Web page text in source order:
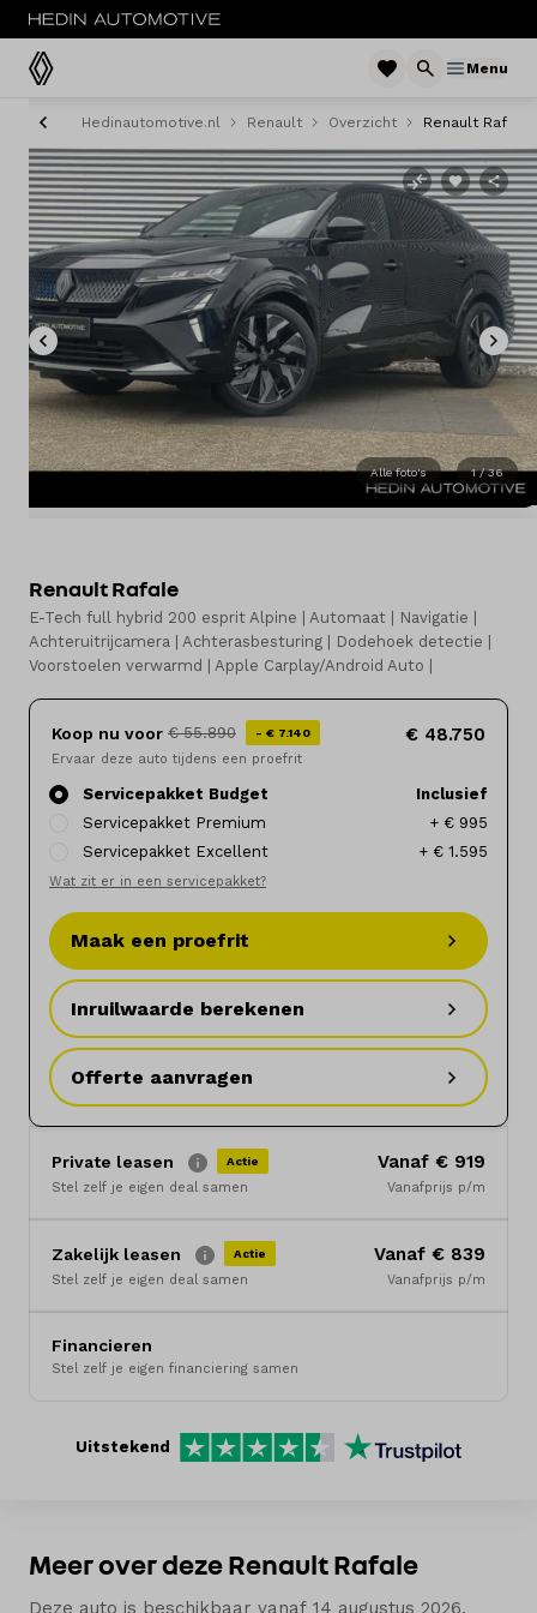
Menu
Menu
Modellen
Voorraad nieuw
Occasions
Acties
Bedrijfswagens
Private lease
Elektrisch
Onderhoud
Contact
Vacatures
Vergelijken
Vestigingen
Merken
Diensten
Kennis & advies
Land
Nederland
Taal
Hedinautomotive.nl Renault Overzicht Renault Rafale
Alle foto's 1 / 36
Renault Rafale
E-Tech full hybrid 200 esprit Alpine | Automaat | Navigatie |
Achteruitrijcamera | Achterasbesturing | Dodehoek detectie |
Voorstoelen verwarmd | Apple Carplay/Android Auto |
Koop nu voor € 55.890 - € 7.140 € 48.750
Ervaar deze auto tijdens een proefrit
Servicepakket Budget
Inclusief
Servicepakket Premium
+ € 995
Servicepakket Excellent
+ € 1.595
Wat zit er in een servicepakket?
Maak een proefrit
Inruilwaarde berekenen
Offerte aanvragen
Private leasen Actie Vanaf € 919
Stel zelf je eigen deal samen Vanafprijs p/m
Zakelijk leasen Actie Vanaf € 839
Stel zelf je eigen deal samen Vanafprijs p/m
Financieren
Stel zelf je eigen financiering samen
Uitstekend
Meer over deze Renault Rafale
Deze auto is beschikbaar vanaf 14 augustus 2026.